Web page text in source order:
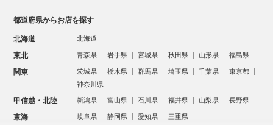
都道府県からお店を探す
北海道 北海道
東北 青森県 岩手県 宮城県 秋田県 山形県 福島県
関東 茨城県 栃木県 群馬県 埼玉県 千葉県
東京都
神奈川県
甲信越・北陸 新潟県 富山県 石川県 福井県 山梨県 長野県
東海 岐阜県 静岡県 愛知県 三重県